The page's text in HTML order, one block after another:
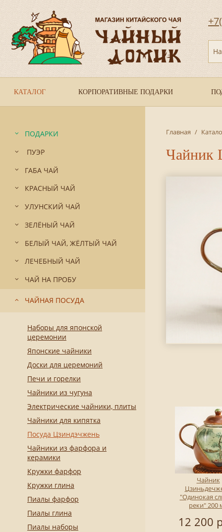
КАТАЛОГ КОРПОРАТИВНЫЕ ПОДАРКИ
ПОДАРКИ
ПУЭР
ГАБА ЧАЙ
КРАСНЫЙ ЧАЙ
УЛУНСКИЙ ЧАЙ
ЗЕЛЁНЫЙ ЧАЙ
БЕЛЫЙ ЧАЙ, ЖЁЛТЫЙ ЧАЙ
ЛЕЧЕБНЫЙ ЧАЙ
ЧАЙ НА ПРОБУ
ЧАЙНАЯ ПОСУДА
Наборы для японской
церемонии
Японские чайники
Доски для церемоний
Печи и горелки
Чайники из чугуна
Электрические чайники, плиты
Чайники для кипятка
Посуда Цзиндэчжень
Чайники из фарфора и
керамики
Кружки фарфор
Кружки глина
Пиалы фарфор
Пиалы глина
Пиалы наборы
Главная /
Чайник
Чайник
"Одинокая
реки" 200
12 200